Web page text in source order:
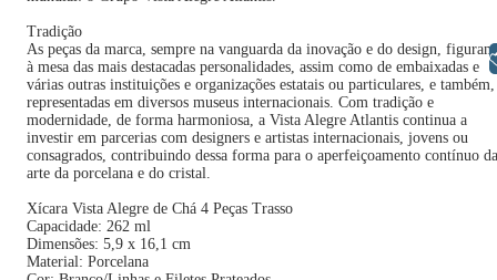
Tradição
As peças da marca, sempre na vanguarda da inovação e do design, figuram
à mesa das mais destacadas personalidades, assim como de embaixadas e
várias outras instituições e organizações estatais ou particulares, e também,
representadas em diversos museus internacionais. Com tradição e
modernidade, de forma harmoniosa, a Vista Alegre Atlantis continua a
investir em parcerias com designers e artistas internacionais, jovens ou
consagrados, contribuindo dessa forma para o aperfeiçoamento contínuo da
arte da porcelana e do cristal.
Xícara Vista Alegre de Chá 4 Peças Trasso
Capacidade: 262 ml
Dimensões: 5,9 x 16,1 cm
Material: Porcelana
Libras